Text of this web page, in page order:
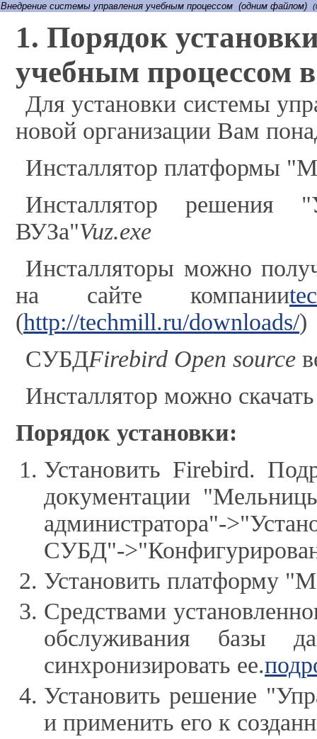
Внедрение системы управления учебным процессом (одним файлом)
1. Порядок
учебным процессом
Для установки системы
новой организации Вам
Инсталлятор платформы
Инсталлятор решения
ВУЗа"Vuz.exe
Инсталляторы можно
на сайте компании
(http://techmill.ru/downloads/)
СУБДFirebird Open source
Инсталлятор можно
Порядок установки:
Установить Firebird.
документации
администратора"-
СУБД"-
Установить платформу
Средствами
обслуживания базы
синхронизировать ее.
Установить решение
и применить его к